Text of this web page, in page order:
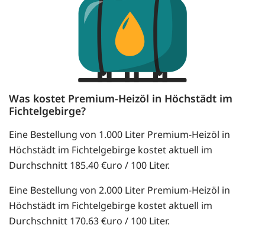
Was kostet Premium-Heizöl in Höchstädt im
Fichtelgebirge?
Eine Bestellung von 1.000 Liter Premium-Heizöl in
Höchstädt im Fichtelgebirge kostet aktuell im
Durchschnitt 185.40 €uro / 100 Liter.
Eine Bestellung von 2.000 Liter Premium-Heizöl in
Höchstädt im Fichtelgebirge kostet aktuell im
Durchschnitt 170.63 €uro / 100 Liter.